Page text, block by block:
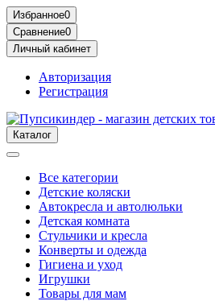
Избранное0
Сравнение0
Личный кабинет
Авторизация
Регистрация
Каталог
Все категории
Детские коляски
Автокресла и автолюльки
Детская комната
Стульчики и кресла
Конверты и одежда
Гигиена и уход
Игрушки
Товары для мам